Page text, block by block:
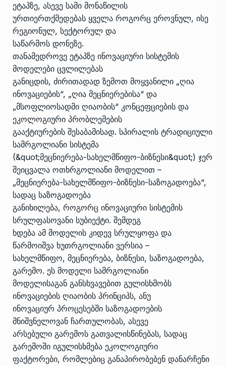
ეტაპზე, ასევე სამი მონაწილის
ურთიერთქმედებას ყველა როგორც ეროვნულ, ისე
რეგიონულ, სექტორულ და
საწარმოს დონეზე.
თანამედროვე ეტაპზე ინოვაციური სისტემის
მოდელები ცვლილებას
განიცდის, ძირითადად ზემოთ მოყვანილი „ღია
ინოვაციების“, „ღია მეცნიერებისა“ და
„მსოფლიოსადმი ღიაობის“ კონცეფციების და
ეკოლოგიური პრობლემების
გააქტიურების შესაბამისად. სპირალის ტრადიციული
სამრგოლიანი სისტემა
(&quot;მეცნიერება-სახელმწიფო-ბიზნესი&quot;) ჯერ
შეიცვალა ოთხრგოლიანი მოდელით –
„მეცნიერება-სახელმწიფო-ბიზნესი-საზოგადოება“,
სადაც საზოგადოება
განიხილება, როგორც ინოვაციური სისტემის
სრულფასოვანი სუბიექტი. შემდეგ
ხდება ამ მოდელის კიდევ სრულყოფა და
წარმოიშვა ხუთრგოლიანი ვერსია –
სახელმწიფო, მეცნიერება, ბიზნესი, საზოგადოება,
გარემო. ეს მოდელი სამრგოლიანი
მოდელისაგან განსხვავებით გულისხმობს
ინოვაციების ღიაობის პრინციპს, ანუ
ინოვაციურ პროცესებში საზოგადოების
მნიშვნელოვან ჩართულობას, ასევე
არსებული გარემოს გათვალისწინებას, სადაც
გარემოში იგულისხმება ეკოლოგიური
ფაქტორები, რომლებიც განაპირობებენ დანარჩენი